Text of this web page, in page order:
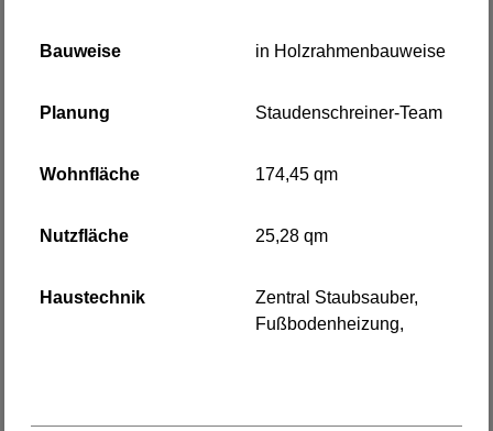
Bauweise in Holzrahmenbauweise
Planung Staudenschreiner-Team
Wohnfläche 174,45 qm
Nutzfläche 25,28 qm
Haustechnik
Zentral Staubsauber,
Fußbodenheizung,